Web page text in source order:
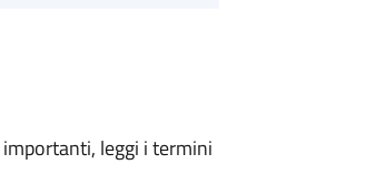
leggi i termini